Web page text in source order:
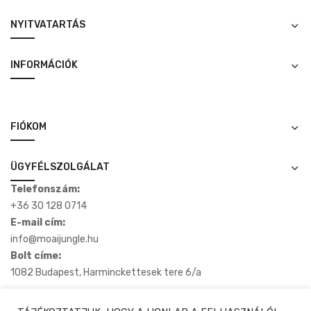
NYITVATARTÁS
INFORMÁCIÓK
FIÓKOM
ÜGYFÉLSZOLGÁLAT
Telefonszám:
+36 30 128 0714
E-mail cím:
info@moaijungle.hu
Bolt címe:
1082 Budapest, Harminckettesek tere 6/a